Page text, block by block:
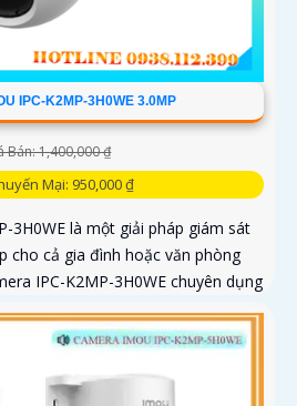
IPC-K2MP-3H0WE 3.0MP
Bán: 1,400,000 ₫
Mại: 950,000 ₫
3H0WE là một giải pháp giám sát
cho cả gia đình hoặc văn phòng
IPC-K2MP-3H0WE chuyên dụng
phân biệt người & phương